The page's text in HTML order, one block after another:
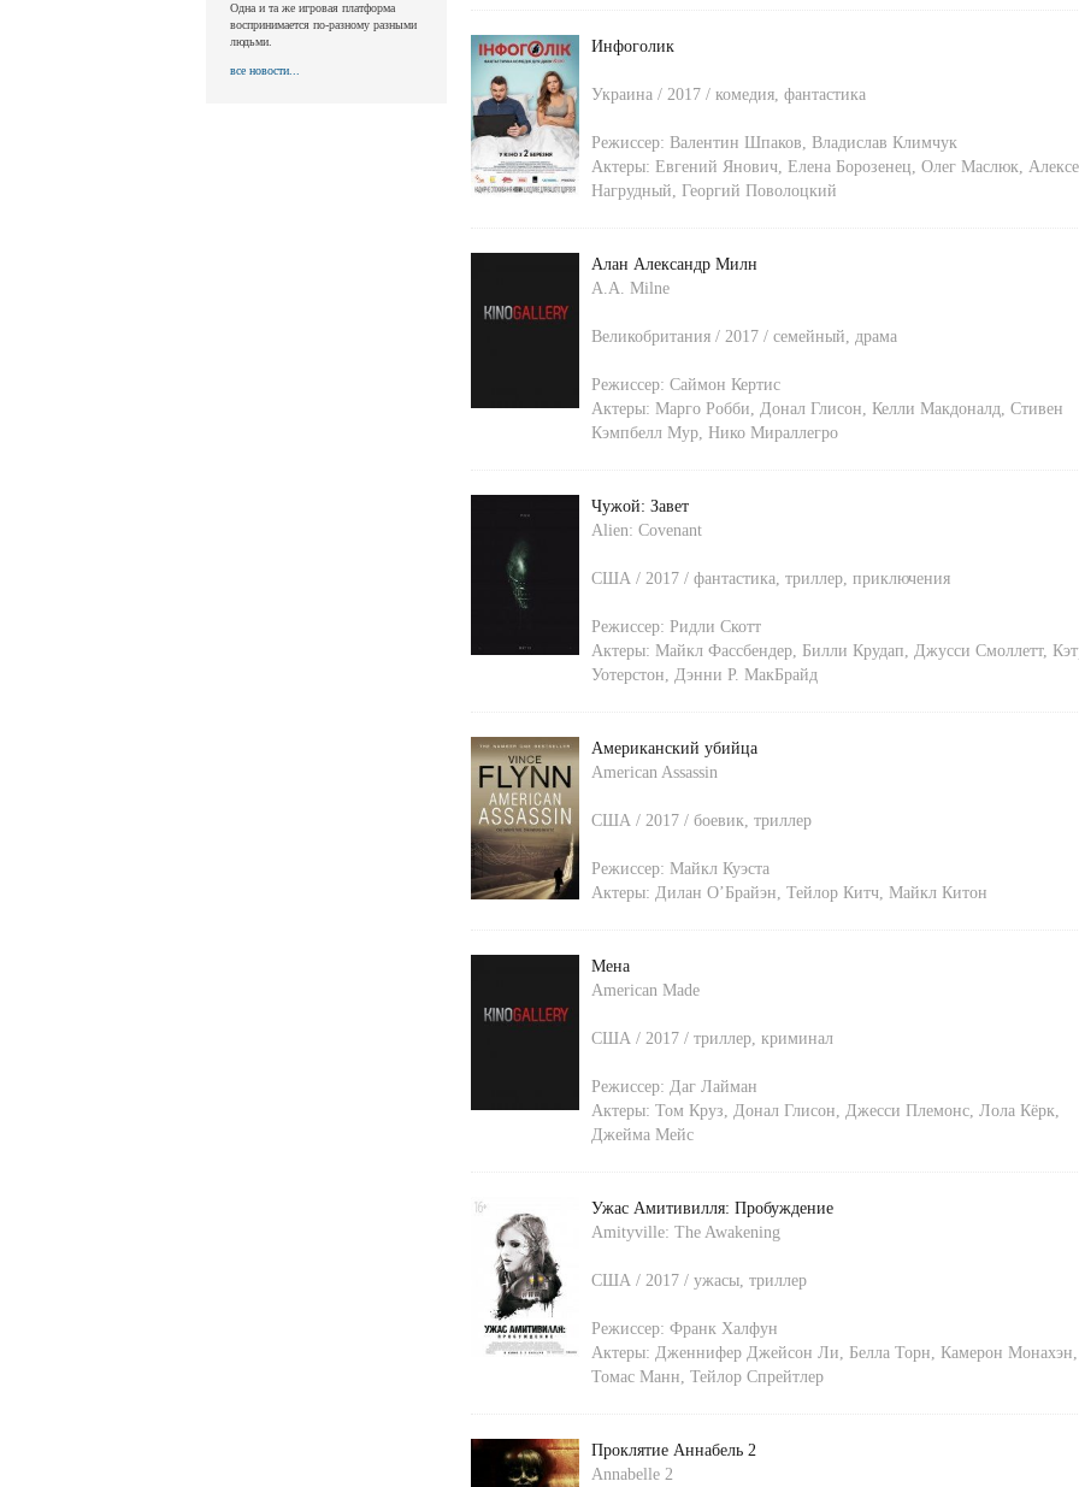
Одна и та же игровая платформа
воспринимается по-разному разными
людьми.
все новости...
Инфоголик
Украина / 2017 / комедия, фантастика
Режиссер: Валентин Шпаков, Владислав Климчук
Актеры: Евгений Янович, Елена Борозенец, Олег Маслюк,
Нагрудный, Георгий Поволоцкий
Алан Александр Милн
A.A. Milne
Великобритания / 2017 / семейный, драма
Режиссер: Саймон Кертис
Актеры: Марго Робби, Донал Глисон, Келли Макдоналд, Стивен
Кэмпбелл Мур, Нико Мираллегро
Чужой: Завет
Alien: Covenant
США / 2017 / фантастика, триллер, приключения
Режиссер: Ридли Скотт
Актеры: Майкл Фассбендер, Билли Крудап, Джусси Смоллетт,
Уотерстон, Дэнни Р. МакБрайд
Американский убийца
American Assassin
США / 2017 / боевик, триллер
Режиссер: Майкл Куэста
Актеры: Дилан О’Брайэн, Тейлор Китч, Майкл Китон
Мена
American Made
США / 2017 / триллер, криминал
Режиссер: Даг Лайман
Актеры: Том Круз, Донал Глисон, Джесси Племонс, Лола Кёрк,
Джейма Мейс
Ужас Амитивилля: Пробуждение
Amityville: The Awakening
США / 2017 / ужасы, триллер
Режиссер: Франк Халфун
Актеры: Дженнифер Джейсон Ли, Белла Торн, Камерон Монахэн,
Томас Манн, Тейлор Спрейтлер
Проклятие Аннабель 2
Annabelle 2